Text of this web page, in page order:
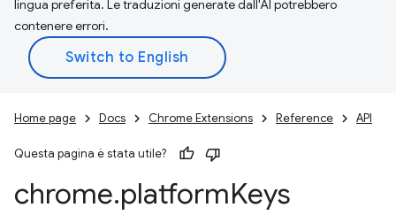
lingua preferita. Le traduzioni generate dall'AI potrebbero
contenere errori.
Home page Docs Chrome Extensions Reference API
Questa pagina è stata utile?
chrome.platformKeys